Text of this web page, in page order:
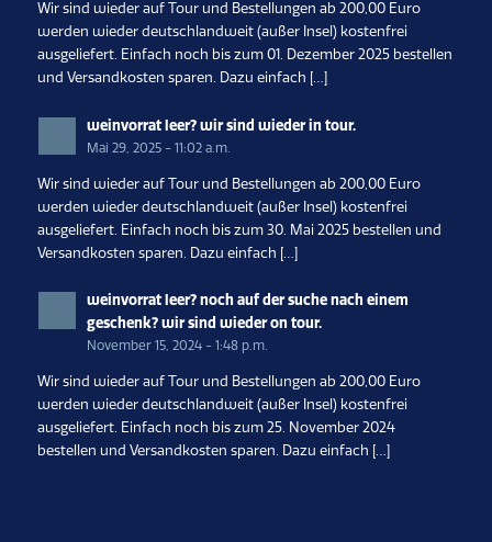
Wir sind wieder auf Tour und Bestellungen ab 200,00 Euro
werden wieder deutschlandweit (außer Insel) kostenfrei
ausgeliefert. Einfach noch bis zum 01. Dezember 2025 bestellen
und Versandkosten sparen. Dazu einfach […]
weinvorrat leer? wir sind wieder in tour.
Mai 29, 2025 - 11:02 a.m.
Wir sind wieder auf Tour und Bestellungen ab 200,00 Euro
werden wieder deutschlandweit (außer Insel) kostenfrei
ausgeliefert. Einfach noch bis zum 30. Mai 2025 bestellen und
Versandkosten sparen. Dazu einfach […]
weinvorrat leer? noch auf der suche nach einem
geschenk? wir sind wieder on tour.
November 15, 2024 - 1:48 p.m.
Wir sind wieder auf Tour und Bestellungen ab 200,00 Euro
werden wieder deutschlandweit (außer Insel) kostenfrei
ausgeliefert. Einfach noch bis zum 25. November 2024
bestellen und Versandkosten sparen. Dazu einfach […]